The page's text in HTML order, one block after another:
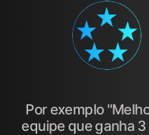
Por exemplo
equipe que ganha